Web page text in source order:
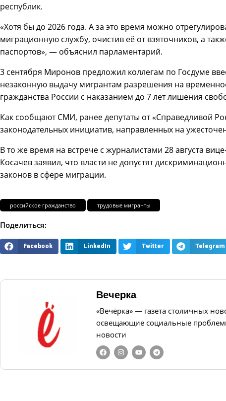
республик.
«Хотя бы до 2026 года. А за это время можно
миграционную службу, очистив её от взяточников, а
паспортов», — объяснил парламентарий.
3 сентября Миронов предложил коллегам по Госдуме
незаконную выдачу мигрантам разрешения на
гражданства России с наказанием до 7 лет лишения
Как сообщают СМИ, ранее депутаты от «Справедливой
законодательных инициатив, направленных на
В то же время на встрече с журналистами 28 августа
Косачев заявил, что власти не допустят
законов в сфере миграции.
российское гражданство трудовые мигранты
Поделиться:
Facebook LinkedIn Twitter Telegram
Вечерка
«Вечёрка» — газета столичных
освещающие социальные
новости